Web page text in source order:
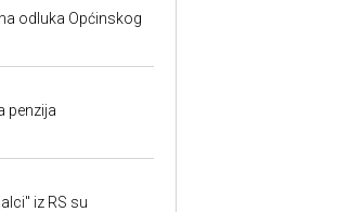
odluka Općinskog
penzija
iz RS su